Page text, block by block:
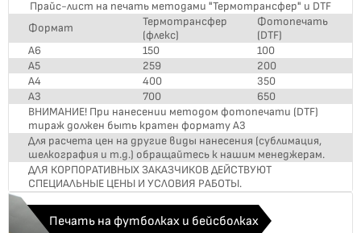
качества печати и удовлетворить все ваши
требования. Чтобы узнать больше о
возможностях печати на спецодежде, а
также о стоимости и сроках изготовления,
свяжитесь с нами. Наши специалисты с
радостью помогут вам выбрать подходящий
дизайн и ответят на все ваши вопросы.
Заказывая нанесение логотипов на
спецодежду у нас, вы получаете
качественный продукт, который
подчеркнет индивидуальность вашей
компании.
Прайс-лист на печать методами "Термотрансфер" и DTF
Формат
Термотрансфер
(флекс)
Фотопечать
(DTF)
А6
150
100
А5
259
200
А4
400
350
А3
700
650
ВНИМАНИЕ! При нанесении методом фотопечати (DTF)
тираж должен быть кратен формату А3
Для расчета цен на другие виды нанесения (сублимация,
шелкография и т.д.) обращайтесь к нашим менеджерам.
ДЛЯ КОРПОРАТИВНЫХ ЗАКАЗЧИКОВ ДЕЙСТВУЮТ
СПЕЦИАЛЬНЫЕ ЦЕНЫ И УСЛОВИЯ РАБОТЫ.
Печать на футболках и бейсболках